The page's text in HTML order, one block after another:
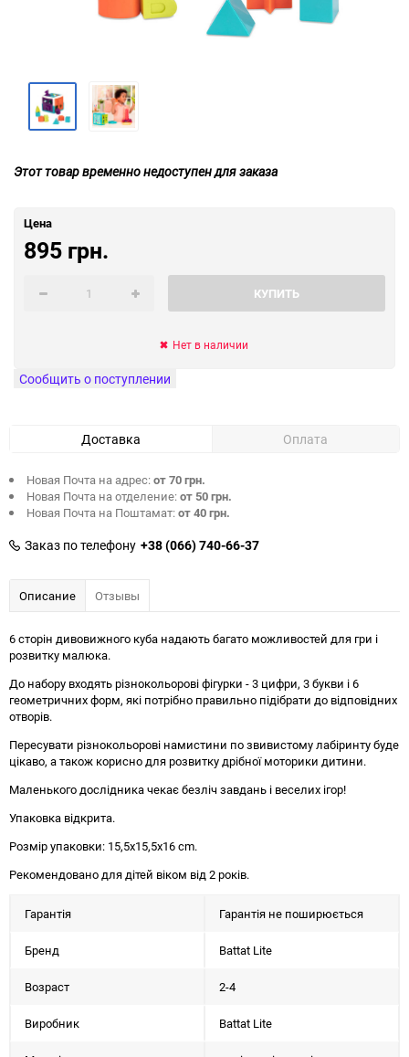
Этот товар временно недоступен для заказа
Цена
895 грн.
КУПИТЬ
Нет в наличии
Сообщить о поступлении
Доставка Оплата
Новая Почта на адрес:от 70 грн.
Новая Почта на отделение:от 50 грн.
Новая Почта на Поштамат:от 40 грн.
Заказ по телефону +38 (066) 740-66-37
Описание Отзывы
6 сторін дивовижного куба надають багато можливостей для гри і
розвитку малюка.
До набору входять різнокольорові фігурки - 3 цифри, 3 букви і 6
геометричних форм, які потрібно правильно підібрати до відповідних
отворів.
Пересувати різнокольорові намистини по звивистому лабіринту буде
цікаво, а також корисно для розвитку дрібної моторики дитини.
Маленького дослідника чекає безліч завдань і веселих ігор!
Упаковка відкрита.
Розмір упаковки: 15,5х15,5х16 cm.
Рекомендовано для дітей віком від 2 років.
Гарантія Гарантія не поширюється
Бренд Battat Lite
Возраст 2-4
Виробник Battat Lite